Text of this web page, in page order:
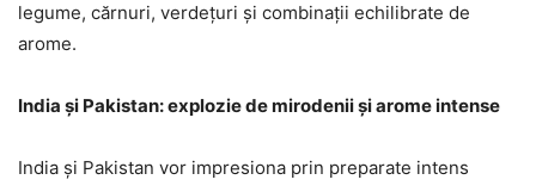
legume, cărnuri, verdețuri și combinații echilibrate de
arome.
India și Pakistan: explozie de mirodenii și arome intense
India și Pakistan vor impresiona prin preparate intens